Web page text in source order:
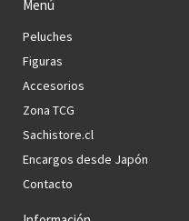
Menú
Peluches
Figuras
Accesorios
Zona TCG
Sachistore.cl
Encargos desde Japón
Contacto